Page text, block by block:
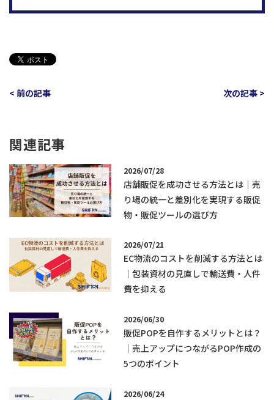
< 前の記事 次の記事 >
関連記事
2026/07/28
店舗販促を成功させる方法とは｜売
り場の統一と差別化を実現する販促
物・販促ツールの選び方
2026/07/21
EC物流のコストを削減する方法とは
｜包装資材の見直しで輸送費・人件
費を抑える
2026/06/30
販促POPを自作するメリットとは？
｜売上アップにつながるPOP作成の
5つのポイント
2026/06/24